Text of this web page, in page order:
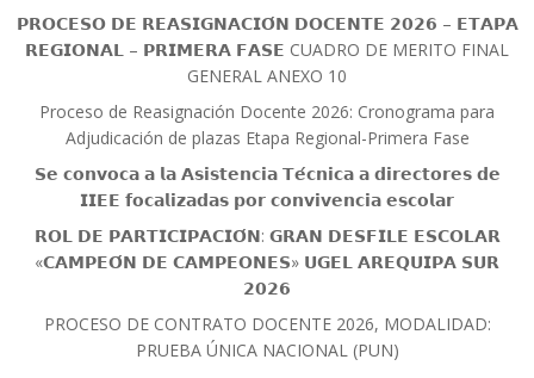
𝗣𝗥𝗢𝗖𝗘𝗦𝗢 𝗗𝗘 𝗥𝗘𝗔𝗦𝗜𝗚𝗡𝗔𝗖𝗜𝗢́𝗡 𝗗𝗢𝗖𝗘𝗡𝗧𝗘 𝟮𝟬𝟮𝟲 – 𝗘𝗧𝗔𝗣𝗔
𝗥𝗘𝗚𝗜𝗢𝗡𝗔𝗟 – 𝗣𝗥𝗜𝗠𝗘𝗥𝗔 𝗙𝗔𝗦𝗘 CUADRO DE MERITO FINAL
GENERAL ANEXO 10
Proceso de Reasignación Docente 2026: Cronograma para
Adjudicación de plazas Etapa Regional-Primera Fase
𝗦𝗲 𝗰𝗼𝗻𝘃𝗼𝗰𝗮 𝗮 𝗹𝗮 𝗔𝘀𝗶𝘀𝘁𝗲𝗻𝗰𝗶𝗮 𝗧𝗲́𝗰𝗻𝗶𝗰𝗮 𝗮 𝗱𝗶𝗿𝗲𝗰𝘁𝗼𝗿𝗲𝘀 𝗱𝗲
𝗜𝗜𝗘𝗘 𝗳𝗼𝗰𝗮𝗹𝗶𝘇𝗮𝗱𝗮𝘀 𝗽𝗼𝗿 𝗰𝗼𝗻𝘃𝗶𝘃𝗲𝗻𝗰𝗶𝗮 𝗲𝘀𝗰𝗼𝗹𝗮𝗿
𝗥𝗢𝗟 𝗗𝗘 𝗣𝗔𝗥𝗧𝗜𝗖𝗜𝗣𝗔𝗖𝗜𝗢́𝗡: 𝗚𝗥𝗔𝗡 𝗗𝗘𝗦𝗙𝗜𝗟𝗘 𝗘𝗦𝗖𝗢𝗟𝗔𝗥
«𝗖𝗔𝗠𝗣𝗘𝗢́𝗡 𝗗𝗘 𝗖𝗔𝗠𝗣𝗘𝗢𝗡𝗘𝗦» 𝗨𝗚𝗘𝗟 𝗔𝗥𝗘𝗤𝗨𝗜𝗣𝗔 𝗦𝗨𝗥
𝟮𝟬𝟮𝟲
PROCESO DE CONTRATO DOCENTE 2026, MODALIDAD:
PRUEBA ÚNICA NACIONAL (PUN)